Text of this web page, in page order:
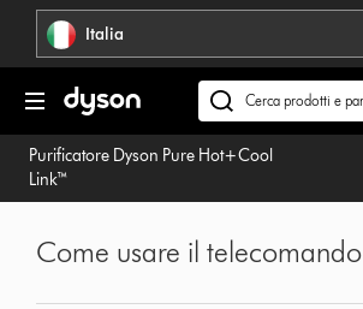
navigazione Italia
Cerca
su
dyson.it
Purificatore Dyson Pure Hot+Cool
Link™
Come usare il telecomando